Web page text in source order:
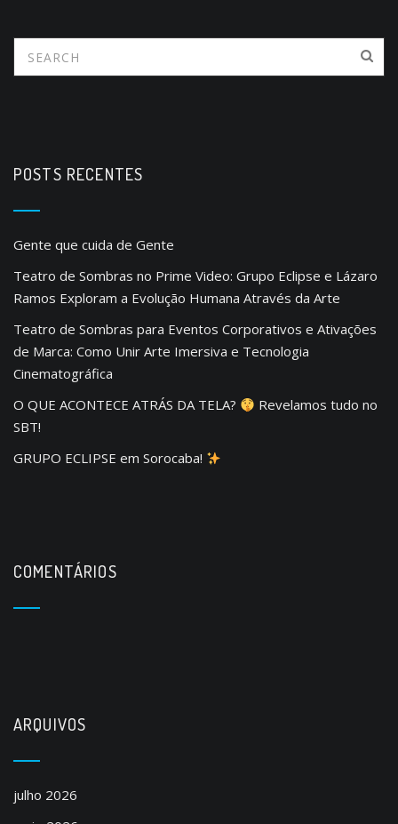
POSTS RECENTES
Gente que cuida de Gente
Teatro de Sombras no Prime Video: Grupo Eclipse e Lázaro
Ramos Exploram a Evolução Humana Através da Arte
Teatro de Sombras para Eventos Corporativos e Ativações
de Marca: Como Unir Arte Imersiva e Tecnologia
Cinematográfica
O QUE ACONTECE ATRÁS DA TELA?
Revelamos tudo no
SBT!
GRUPO ECLIPSE em Sorocaba!
COMENTÁRIOS
ARQUIVOS
julho 2026